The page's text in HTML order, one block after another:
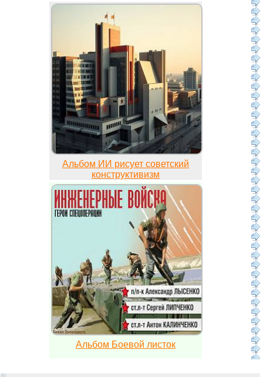
Альбом ИИ рисует советский
конструктивизм
Альбом Боевой листок